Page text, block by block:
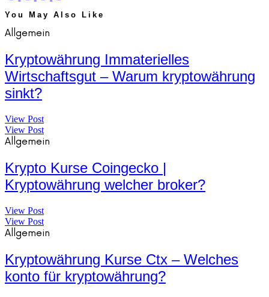
You May Also Like
Allgemein
Kryptowährung Immaterielles
Wirtschaftsgut – Warum kryptowährung
sinkt?
View Post
View Post
Allgemein
Krypto Kurse Coingecko |
Kryptowährung welcher broker?
View Post
View Post
Allgemein
Kryptowährung Kurse Ctx – Welches
konto für kryptowährung?